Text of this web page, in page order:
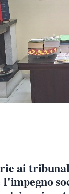
ai
l'impegno